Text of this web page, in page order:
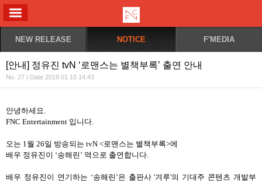
NEW RELEASE NOTICE F'MEDIA
[안내] 정유진 tvN ‘로맨스는 별책부록’ 출연 안내
No. 27 | Date 2019.01.10 14:43
안녕하세요.
FNC Entertainment 입니다.
오는 1월 26일 방송되는 tvN <로맨스는 별책부록>에
배우 정유진이 ‘송해린 ’ 역으로 출연합니다.
배우 정유진이 연기하는 ‘송해린 ’은 출판사'겨루'의 기대주 콘텐츠 개발부